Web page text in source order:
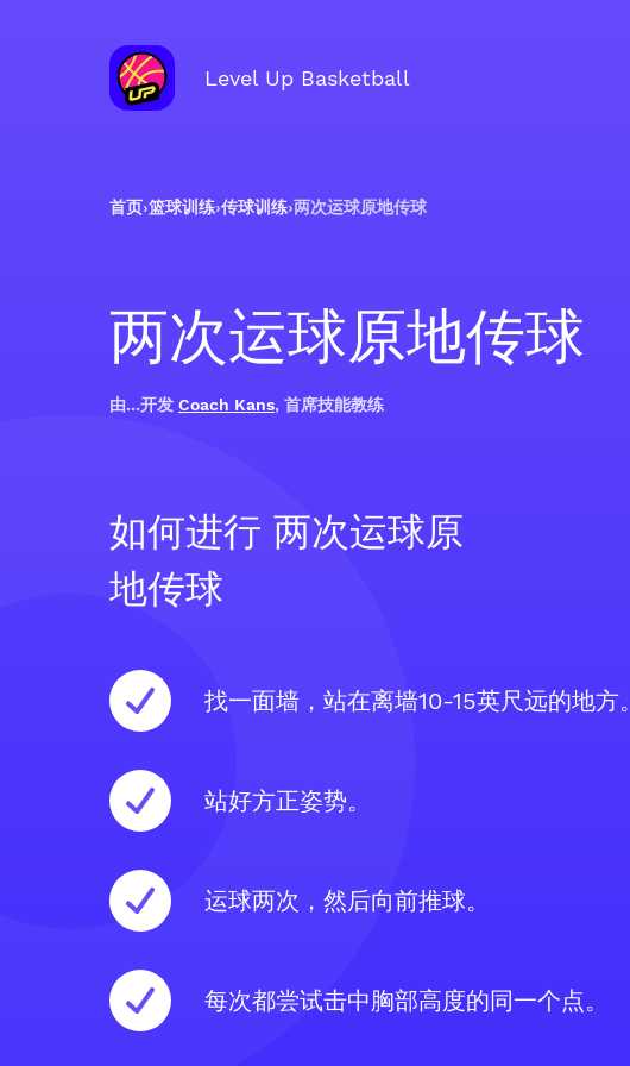
Level Up Basketball
首页›篮球训练›传球训练›两次运球原地传球
两次运球原地传球
由...开发 Coach Kans, 首席技能教练
如何进行 两次运球原
地传球
找一面墙，站在离墙10-15英尺远的地方。
站好方正姿势。
运球两次，然后向前推球。
每次都尝试击中胸部高度的同一个点。